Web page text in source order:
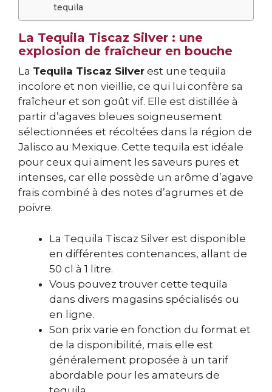
tequila
La Tequila Tiscaz Silver : une
explosion de fraîcheur en bouche
La Tequila Tiscaz Silver est une tequila
incolore et non vieillie, ce qui lui confère sa
fraîcheur et son goût vif. Elle est distillée à
partir d’agaves bleues soigneusement
sélectionnées et récoltées dans la région de
Jalisco au Mexique. Cette tequila est idéale
pour ceux qui aiment les saveurs pures et
intenses, car elle possède un arôme d’agave
frais combiné à des notes d’agrumes et de
poivre.
La Tequila Tiscaz Silver est disponible
en différentes contenances, allant de
50 cl à 1 litre.
Vous pouvez trouver cette tequila
dans divers magasins spécialisés ou
en ligne.
Son prix varie en fonction du format et
de la disponibilité, mais elle est
généralement proposée à un tarif
abordable pour les amateurs de